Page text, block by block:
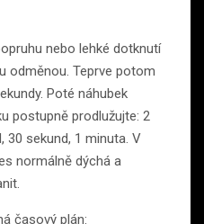
nebo lehké dotknutí
odměnou. Teprve potom
Poté náhubek
postupně prodlužujte: 2
30 sekund, 1 minuta. V
normálně dýchá a
časový plán: